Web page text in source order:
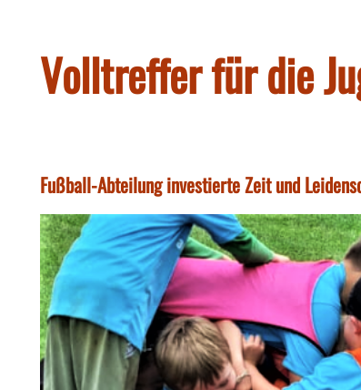
Volltreffer für die
Fußball-Abteilung investierte Zeit und